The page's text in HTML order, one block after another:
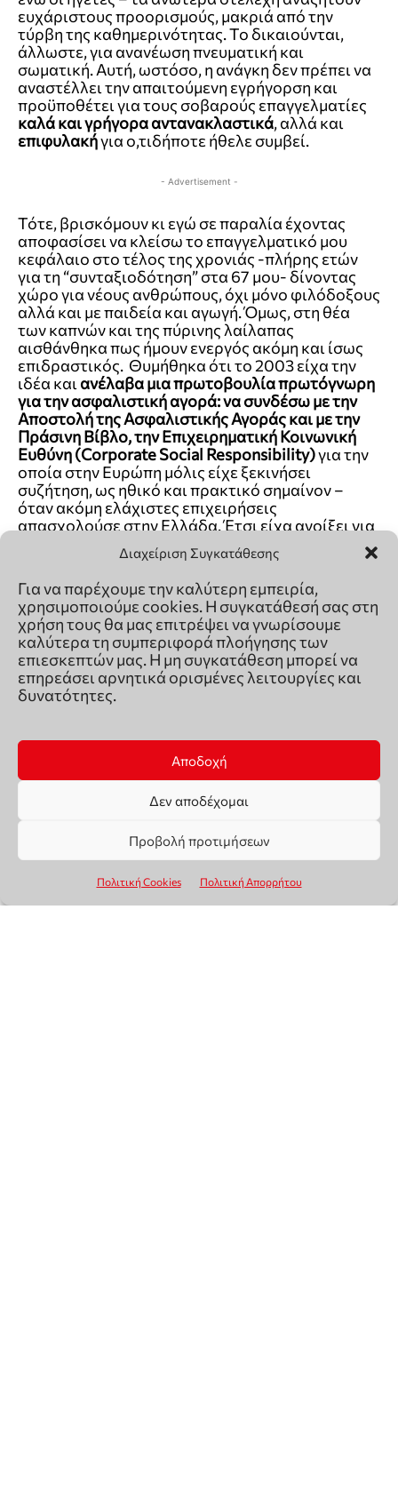
Διαχείριση Συγκατάθεσης
Για να παρέχουμε την καλύτερη εμπειρία,
χρησιμοποιούμε cookies. Η συγκατάθεσή σας στη
χρήση τους θα μας επιτρέψει να γνωρίσουμε
καλύτερα τη συμπεριφορά πλοήγησης των
επιεσκεπτών μας. Η μη συγκατάθεση μπορεί να
επηρεάσει αρνητικά ορισμένες λειτουργίες και
δυνατότητες.
Αποδοχή
Δεν αποδέχομαι
Προβολή προτιμήσεων
Πολιτική Cookies Πολιτική Απορρήτου